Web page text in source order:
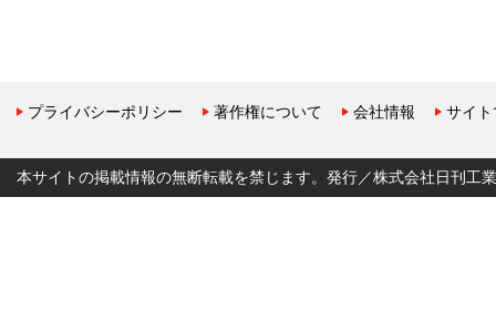
プライバシーポリシー 著作権について 会社情報 サイ
本サイトの掲載情報の無断転載を禁じます。発行／株式会社日刊